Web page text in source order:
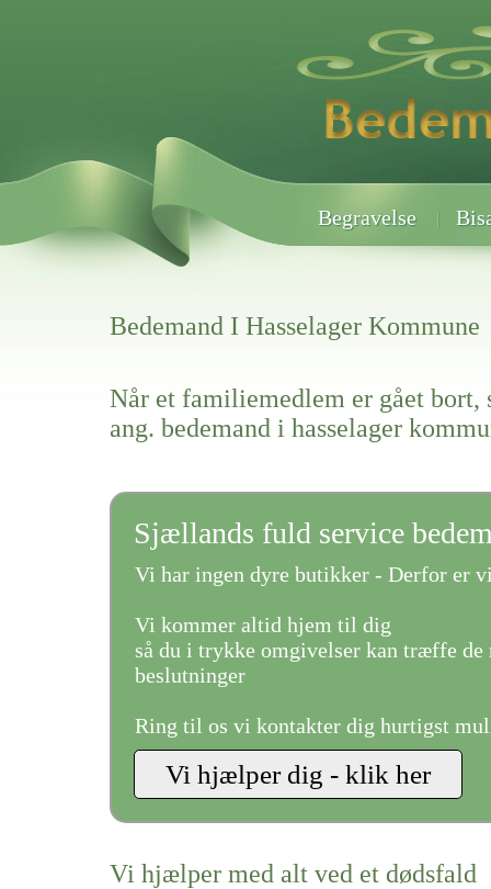
Begravelse
Bedemand I Hasselager Kommune
Når et familiemedlem er gået bort,
ang. bedemand i hasselager
Sjællands fuld service
Vi har ingen dyre butikker - Derfor er
Vi kommer altid hjem til dig
så du i trykke omgivelser kan træffe de
beslutninger
Ring til os vi kontakter dig hurtigst
Vi hjælper med alt ved et dødsfald